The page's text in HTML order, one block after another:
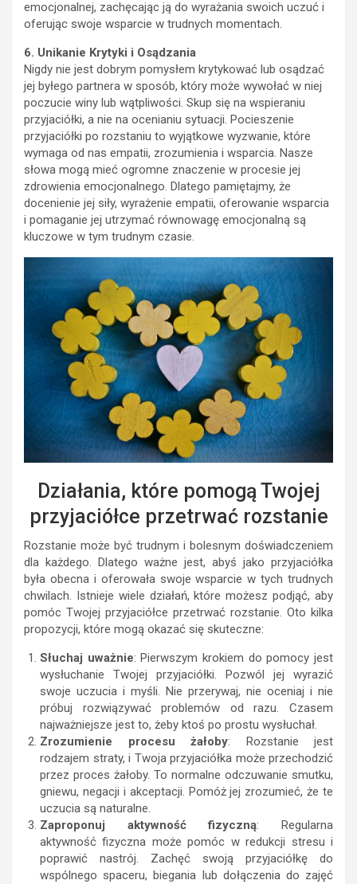
emocjonalnej, zachęcając ją do wyrażania swoich uczuć i
oferując swoje wsparcie w trudnych momentach.
6. Unikanie Krytyki i Osądzania
Nigdy nie jest dobrym pomysłem krytykować lub osądzać
jej byłego partnera w sposób, który może wywołać w niej
poczucie winy lub wątpliwości. Skup się na wspieraniu
przyjaciółki, a nie na ocenianiu sytuacji. Pocieszenie
przyjaciółki po rozstaniu to wyjątkowe wyzwanie, które
wymaga od nas empatii, zrozumienia i wsparcia. Nasze
słowa mogą mieć ogromne znaczenie w procesie jej
zdrowienia emocjonalnego. Dlatego pamiętajmy, że
docenienie jej siły, wyrażenie empatii, oferowanie wsparcia
i pomaganie jej utrzymać równowagę emocjonalną są
kluczowe w tym trudnym czasie.
Działania, które pomogą Twojej
przyjaciółce przetrwać rozstanie
Rozstanie może być trudnym i bolesnym doświadczeniem
dla każdego. Dlatego ważne jest, abyś jako przyjaciółka
była obecna i oferowała swoje wsparcie w tych trudnych
chwilach. Istnieje wiele działań, które możesz podjąć, aby
pomóc Twojej przyjaciółce przetrwać rozstanie. Oto kilka
propozycji, które mogą okazać się skuteczne:
Słuchaj uważnie: Pierwszym krokiem do pomocy jest
wysłuchanie Twojej przyjaciółki. Pozwól jej wyrazić
swoje uczucia i myśli. Nie przerywaj, nie oceniaj i nie
próbuj rozwiązywać problemów od razu. Czasem
najważniejsze jest to, żeby ktoś po prostu wysłuchał.
Zrozumienie procesu żałoby: Rozstanie jest
rodzajem straty, i Twoja przyjaciółka może przechodzić
przez proces żałoby. To normalne odczuwanie smutku,
gniewu, negacji i akceptacji. Pomóż jej zrozumieć, że te
uczucia są naturalne.
Zaproponuj aktywność fizyczną: Regularna
aktywność fizyczna może pomóc w redukcji stresu i
poprawić nastrój. Zachęć swoją przyjaciółkę do
wspólnego spaceru, biegania lub dołączenia do zajęć